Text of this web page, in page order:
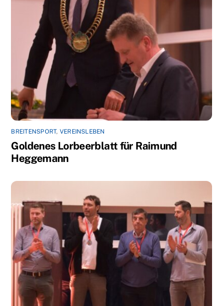
BREITENSPORT, VEREINSLEBEN
Goldenes Lorbeerblatt für Raimund
Heggemann